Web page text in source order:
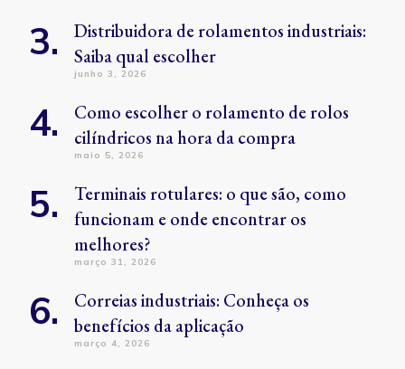
Distribuidora de rolamentos industriais:
Saiba qual escolher
junho 3, 2026
Como escolher o rolamento de rolos
cilíndricos na hora da compra
maio 5, 2026
Terminais rotulares: o que são, como
funcionam e onde encontrar os
melhores?
março 31, 2026
Correias industriais: Conheça os
benefícios da aplicação
março 4, 2026